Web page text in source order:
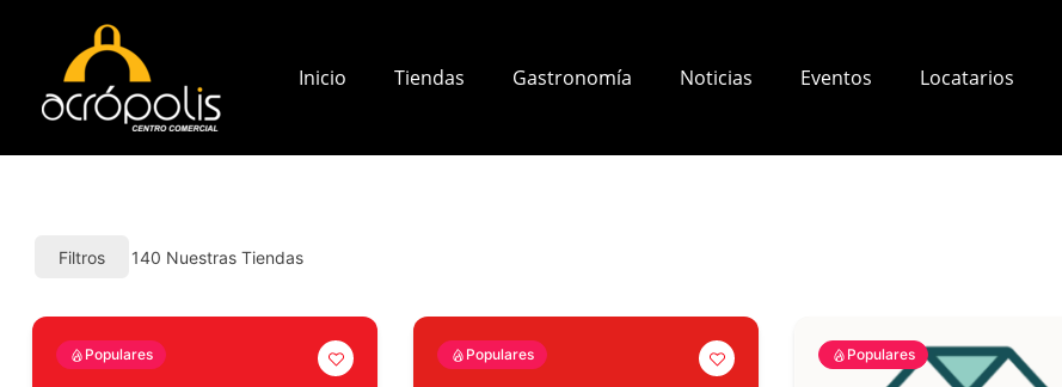
Inicio Tiendas Gastronomía Noticias Eventos Locatarios
Filtros 140 Nuestras Tiendas
Populares Populares Populares